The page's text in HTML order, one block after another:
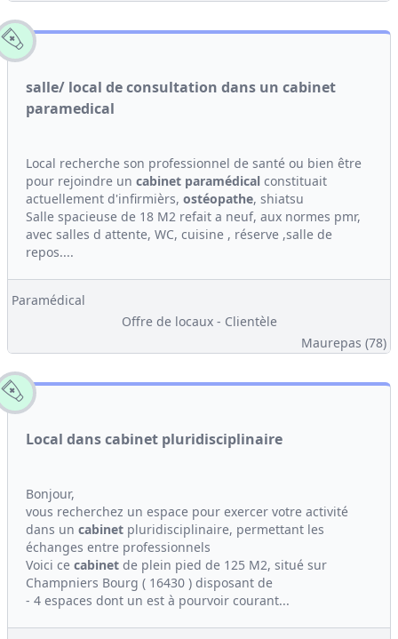
salle/ local de consultation dans un cabinet
paramedical
Local recherche son professionnel de santé ou bien être
pour rejoindre un cabinet paramédical constituait
actuellement d'infirmièrs, ostéopathe, shiatsu
Salle spacieuse de 18 M2 refait a neuf, aux normes pmr,
avec salles d attente, WC, cuisine , réserve ,salle de
repos....
Paramédical
Offre de locaux - Clientèle
Maurepas (78)
Local dans cabinet pluridisciplinaire
Bonjour,
vous recherchez un espace pour exercer votre activité
dans un cabinet pluridisciplinaire, permettant les
échanges entre professionnels
Voici ce cabinet de plein pied de 125 M2, situé sur
Champniers Bourg ( 16430 ) disposant de
- 4 espaces dont un est à pourvoir courant...